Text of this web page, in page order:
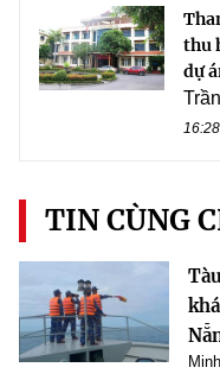
thu
dự
TIN CÙNG